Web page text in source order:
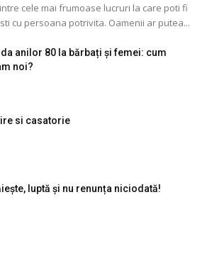
cele mai frumoase lucruri la care poti fi
cu persoana potrivita. Oamenii ar putea...
anilor 80 la bărbați și femei: cum
noi?
si casatorie
luptă și nu renunța niciodată!